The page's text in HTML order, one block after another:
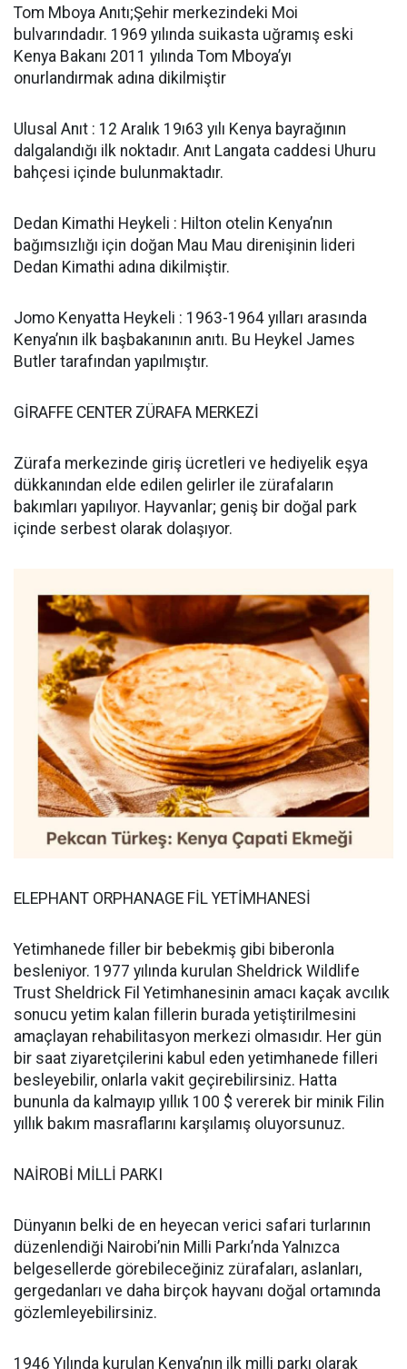
Tom Mboya Anıtı;Şehir merkezindeki Moi
bulvarındadır. 1969 yılında suikasta uğramış eski
Kenya Bakanı 2011 yılında Tom Mboya’yı
onurlandırmak adına dikilmiştir
Ulusal Anıt : 12 Aralık 19ı63 yılı Kenya bayrağının
dalgalandığı ilk noktadır. Anıt Langata caddesi Uhuru
bahçesi içinde bulunmaktadır.
Dedan Kimathi Heykeli : Hilton otelin Kenya’nın
bağımsızlığı için doğan Mau Mau direnişinin lideri
Dedan Kimathi adına dikilmiştir.
Jomo Kenyatta Heykeli : 1963-1964 yılları arasında
Kenya’nın ilk başbakanının anıtı. Bu Heykel James
Butler tarafından yapılmıştır.
GİRAFFE CENTER ZÜRAFA MERKEZİ
Zürafa merkezinde giriş ücretleri ve hediyelik eşya
dükkanından elde edilen gelirler ile zürafaların
bakımları yapılıyor. Hayvanlar; geniş bir doğal park
içinde serbest olarak dolaşıyor.
ELEPHANT ORPHANAGE FİL YETİMHANESİ
Yetimhanede filler bir bebekmiş gibi biberonla
besleniyor. 1977 yılında kurulan Sheldrick Wildlife
Trust Sheldrick Fil Yetimhanesinin amacı kaçak avcılık
sonucu yetim kalan fillerin burada yetiştirilmesini
amaçlayan rehabilitasyon merkezi olmasıdır. Her gün
bir saat ziyaretçilerini kabul eden yetimhanede filleri
besleyebilir, onlarla vakit geçirebilirsiniz. Hatta
bununla da kalmayıp yıllık 100 $ vererek bir minik Filin
yıllık bakım masraflarını karşılamış oluyorsunuz.
NAİROBİ MİLLİ PARKI
Dünyanın belki de en heyecan verici safari turlarının
düzenlendiği Nairobi’nin Milli Parkı’nda Yalnızca
belgesellerde görebileceğiniz zürafaları, aslanları,
gergedanları ve daha birçok hayvanı doğal ortamında
gözlemleyebilirsiniz.
1946 Yılında kurulan Kenya’nın ilk milli parkı olarak